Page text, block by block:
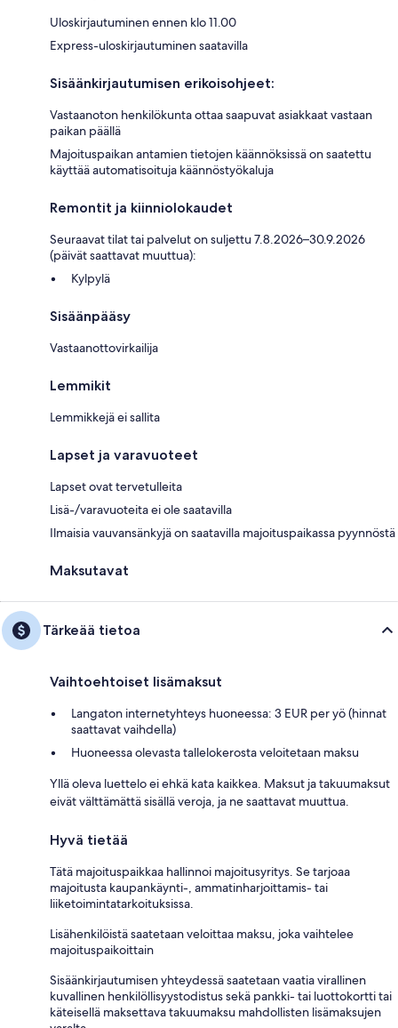
Uloskirjautuminen ennen klo 11.00
Express-uloskirjautuminen saatavilla
Sisäänkirjautumisen erikoisohjeet:
Vastaanoton henkilökunta ottaa saapuvat asiakkaat vastaan
paikan päällä
Majoituspaikan antamien tietojen käännöksissä on saatettu
käyttää automatisoituja käännöstyökaluja
Remontit ja kiinniolokaudet
Seuraavat tilat tai palvelut on suljettu 7.8.2026–30.9.2026
(päivät saattavat muuttua):
Kylpylä
Sisäänpääsy
Vastaanottovirkailija
Lemmikit
Lemmikkejä ei sallita
Lapset ja varavuoteet
Lapset ovat tervetulleita
Lisä-/varavuoteita ei ole saatavilla
Ilmaisia vauvansänkyjä on saatavilla majoituspaikassa pyynnöstä
Maksutavat
Tärkeää tietoa
Vaihtoehtoiset lisämaksut
Langaton internetyhteys huoneessa: 3 EUR per yö (hinnat
saattavat vaihdella)
Huoneessa olevasta tallelokerosta veloitetaan maksu
Yllä oleva luettelo ei ehkä kata kaikkea. Maksut ja takuumaksut
eivät välttämättä sisällä veroja, ja ne saattavat muuttua.
Hyvä tietää
Tätä majoituspaikkaa hallinnoi majoitusyritys. Se tarjoaa
majoitusta kaupankäynti-, ammatinharjoittamis- tai
liiketoimintatarkoituksissa.
Lisähenkilöistä saatetaan veloittaa maksu, joka vaihtelee
majoituspaikoittain
Sisäänkirjautumisen yhteydessä saatetaan vaatia virallinen
kuvallinen henkilöllisyystodistus sekä pankki- tai luottokortti tai
käteisellä maksettava takuumaksu mahdollisten lisämaksujen